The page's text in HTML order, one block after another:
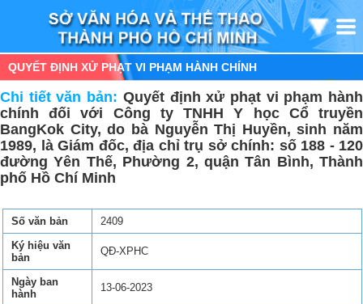
QUYẾT ĐỊNH XỬ PHẠT VI PHẠM HÀNH CHÍNH
Chi tiết văn bản: Quyết định xử phạt vi phạm hành
chính đối với Công ty TNHH Y học Cổ truyền
BangKok City, do bà Nguyễn Thị Huyền, sinh năm
1989, là Giám đốc, địa chỉ trụ sở chính: số 188 - 120
đường Yên Thế, Phường 2, quận Tân Bình, Thành
phố Hồ Chí Minh
Số văn bản
2409
Ký hiệu văn
bản
QĐ-XPHC
Ngày ban
hành
13-06-2023